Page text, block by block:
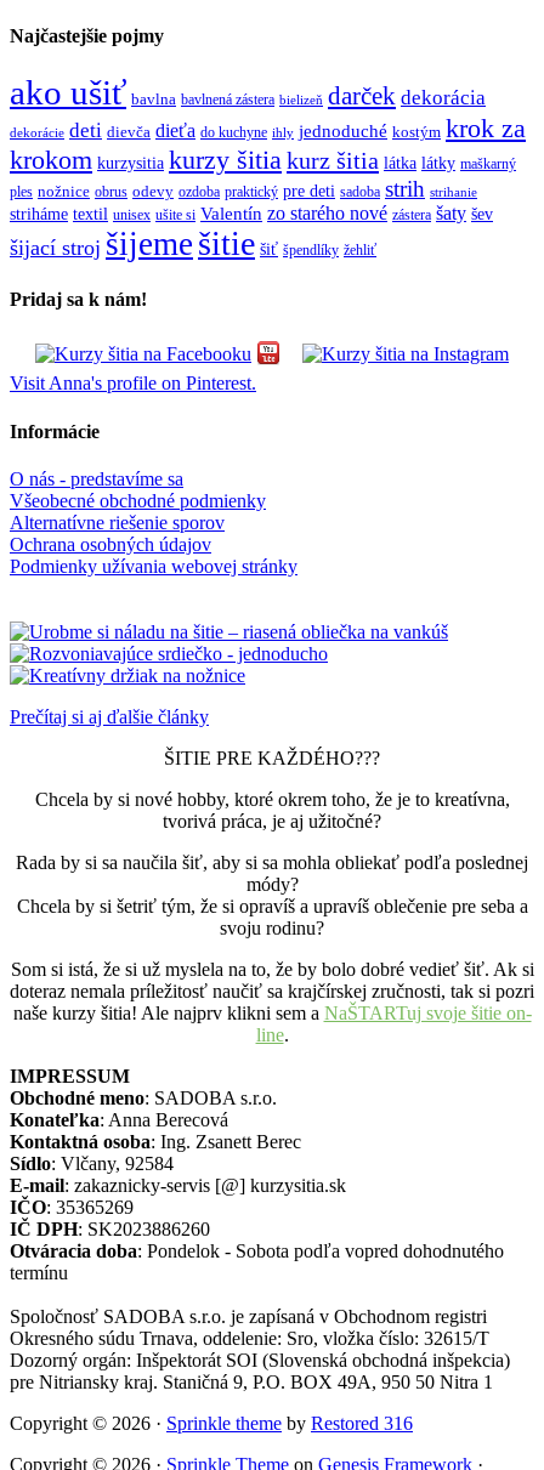
Najčastejšie pojmy
ako ušiť bavlna bavlnená zástera bielizeň darček dekorácia
dekorácie deti dievča dieťa do kuchyne ihly jednoduché kostým krok za
krokom kurzysitia kurzy šitiakurz šitia látka látky maškarný
ples nožnice obrus odevy ozdoba praktický pre deti sadoba strih strihanie
striháme textil unisex ušite si Valentín zo starého nové zástera šaty šev
šijací stroj šijeme šitie šiť špendlíky žehliť
Pridaj sa k nám!
Visit Anna's profile on Pinterest.
Informácie
O nás - predstavíme sa
Všeobecné obchodné podmienky
Alternatívne riešenie sporov
Ochrana osobných údajov
Podmienky užívania webovej stránky
Prečítaj si aj ďalšie články
ŠITIE PRE KAŽDÉHO???
Chcela by si nové hobby, ktoré okrem toho, že je to kreatívna,
tvorivá práca, je aj užitočné?
Rada by si sa naučila šiť, aby si sa mohla obliekať podľa poslednej
módy?
Chcela by si šetriť tým, že si opravíš a upravíš oblečenie pre seba a
svoju rodinu?
Som si istá, že si už myslela na to, že by bolo dobré vedieť šiť. Ak si
doteraz nemala príležitosť naučiť sa krajčírskej zručnosti, tak si pozri
naše kurzy šitia! Ale najprv klikni sem a NaŠTARTuj svoje šitie on-
line.
IMPRESSUM
Obchodné meno: SADOBA s.r.o.
Konateľka: Anna Berecová
Kontaktná osoba: Ing. Zsanett Berec
Sídlo: Vlčany, 92584
E-mail: zakaznicky-servis [@] kurzysitia.sk
IČO: 35365269
IČ DPH: SK2023886260
Otváracia doba: Pondelok - Sobota podľa vopred dohodnutého
termínu
Spoločnosť SADOBA s.r.o. je zapísaná v Obchodnom registri
Okresného súdu Trnava, oddelenie: Sro, vložka číslo: 32615/T
Dozorný orgán: Inšpektorát SOI (Slovenská obchodná inšpekcia)
pre Nitriansky kraj. Staničná 9, P.O. BOX 49A, 950 50 Nitra 1
Copyright © 2026 · Sprinkle theme by Restored 316
Copyright © 2026 · Sprinkle Theme on Genesis Framework ·